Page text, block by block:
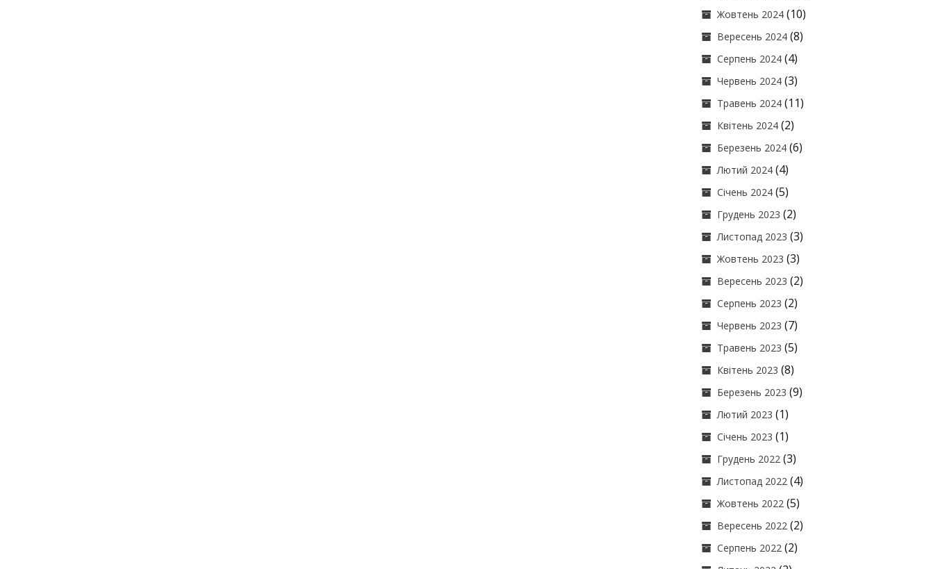
Жовтень 2024 (10)
Вересень 2024 (8)
Серпень 2024 (4)
Червень 2024 (3)
Травень 2024 (11)
Квітень 2024 (2)
Березень 2024 (6)
Лютий 2024 (4)
Січень 2024 (5)
Грудень 2023 (2)
Листопад 2023 (3)
Жовтень 2023 (3)
Вересень 2023 (2)
Серпень 2023 (2)
Червень 2023 (7)
Травень 2023 (5)
Квітень 2023 (8)
Березень 2023 (9)
Лютий 2023 (1)
Січень 2023 (1)
Грудень 2022 (3)
Листопад 2022 (4)
Жовтень 2022 (5)
Вересень 2022 (2)
Серпень 2022 (2)